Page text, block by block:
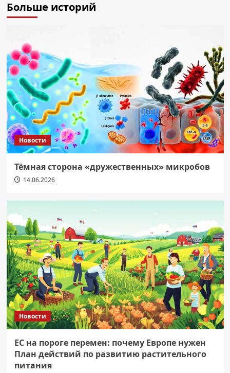
Больше историй
Новости
Тёмная сторона «дружественных» микробов
14.06.2026
Новости
ЕС на пороге перемен: почему Европе нужен
План действий по развитию растительного
питания